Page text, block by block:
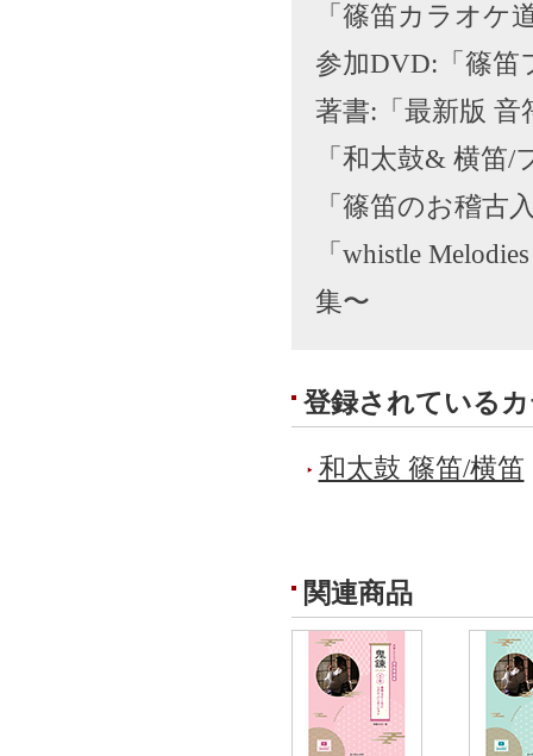
「篠笛カラオケ
参加DVD:「篠笛
著書:「最新版
「和太鼓& 横笛
「篠笛のお稽
「whistle
集〜
登録されている
和太鼓 篠笛/横笛
関連商品